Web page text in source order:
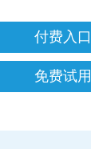
付费入口
免费试用